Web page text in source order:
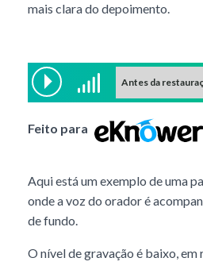
mais clara do depoimento.
Antes da
Feito para
Aqui está um exemplo de uma
onde a voz do orador é
de fundo.
O nível de gravação é baixo, em